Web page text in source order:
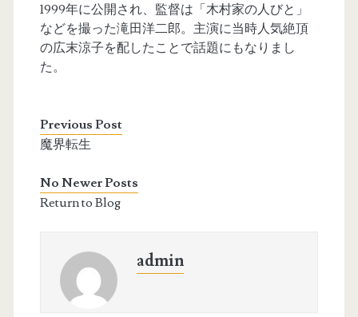
1999年に公開され、監督は「木村家の人びと」
などを撮った滝田洋二郎。主演に当時人気絶頂
の広末涼子を配したことで話題にもなりまし
た。
Previous Post
魔界転生
No Newer Posts
Return to Blog
admin